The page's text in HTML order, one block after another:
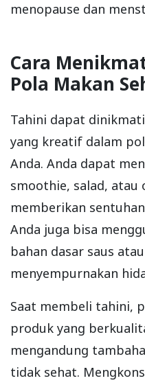
menopause dan
Cara
Pola Makan
Tahini dapat
yang kreatif dalam
Anda. Anda dapat
smoothie, salad, atau
memberikan
Anda juga bisa
bahan dasar saus
menyempurnakan
Saat membeli tahini,
produk yang
mengandung
tidak sehat.